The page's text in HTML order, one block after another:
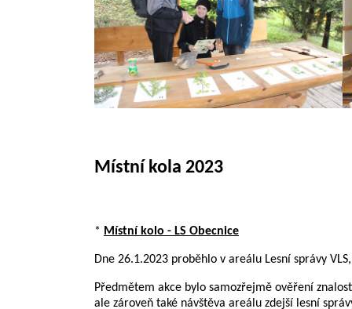
Místní kola 2023
* Místní kolo - LS Obecnice
Dne 26.1.2023 proběhlo v areálu Lesní správy
Předmětem akce bylo samozřejmě ověření
ale zároveň také návštěva areálu zdejší lesní